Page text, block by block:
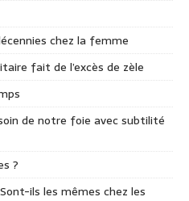
chez la femme
fait de l’excès de zèle
de notre foie avec subtilité
?
ils les mêmes chez les